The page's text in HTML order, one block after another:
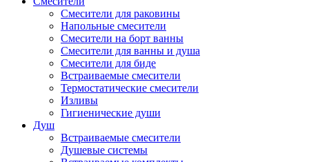
Смесители для раковины
Напольные смесители
Смесители на борт ванны
Смесители для ванны и душа
Смесители для биде
Встраиваемые смесители
Термостатические смесители
Изливы
Гигиенические души
Душ
Встраиваемые смесители
Душевые системы